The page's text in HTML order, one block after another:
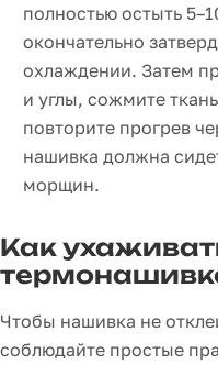
полностью остыть
окончательно
охлаждении. Затем
и углы, сожмите
повторите прогрев
нашивка должна
морщин.
Как
Чтобы нашивка не
соблюдайте простые